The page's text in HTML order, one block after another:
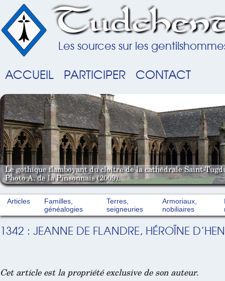
Les sources sur les
ACCUEIL PARTICIPER CONTACT
Le gothique flamboyant du cloître de la cathédrale Saint-
Photo A. de la Pinsonnais (2009).
Articles
Familles,
généalogies
Terres,
seigneuries
Armoriaux,
nobiliaires
1342 : JEANNE DE FLANDRE, HÉROÏNE
Cet article est la propriété exclusive de son auteur.